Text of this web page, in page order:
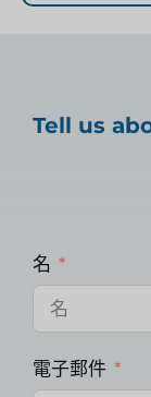
Tell us
名
電子郵件